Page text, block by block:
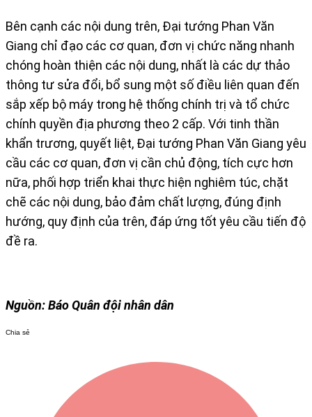
Bên cạnh các nội dung trên, Đại tướng Phan Văn
Giang chỉ đạo các cơ quan, đơn vị chức năng nhanh
chóng hoàn thiện các nội dung, nhất là các dự thảo
thông tư sửa đổi, bổ sung một số điều liên quan đến
sắp xếp bộ máy trong hệ thống chính trị và tổ chức
chính quyền địa phương theo 2 cấp. Với tinh thần
khẩn trương, quyết liệt, Đại tướng Phan Văn Giang yêu
cầu các cơ quan, đơn vị cần chủ động, tích cực hơn
nữa, phối hợp triển khai thực hiện nghiêm túc, chặt
chẽ các nội dung, bảo đảm chất lượng, đúng định
hướng, quy định của trên, đáp ứng tốt yêu cầu tiến độ
đề ra.
Nguồn: Báo Quân đội nhân dân
Chia sẻ